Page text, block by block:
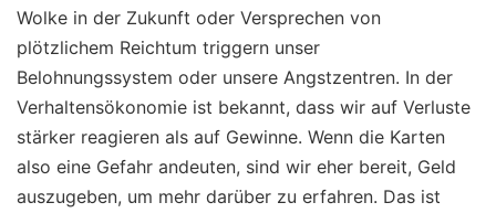
Wolke in der Zukunft oder Versprechen von
plötzlichem Reichtum triggern unser
Belohnungssystem oder unsere Angstzentren. In der
Verhaltensökonomie ist bekannt, dass wir auf Verluste
stärker reagieren als auf Gewinne. Wenn die Karten
also eine Gefahr andeuten, sind wir eher bereit, Geld
auszugeben, um mehr darüber zu erfahren. Das ist